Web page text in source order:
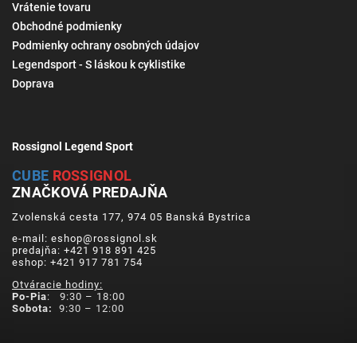
Vrátenie tovaru
Obchodné podmienky
Podmienky ochrany osobných údajov
Legendsport - S láskou k cyklistike
Doprava
Rossignol Legend Sport
CUBE ROSSIGNOL
ZNAČKOVÁ PREDAJŇA
Zvolenská cesta 177, 974 05 Banská Bystrica
e-mail: eshop@rossignol.sk
predajňa: +421 918 891 425
eshop: +421 917 781 754
Otváracie hodiny:
Po-Pia: 9:30 – 18:00
Sobota:
9:30 – 12:00